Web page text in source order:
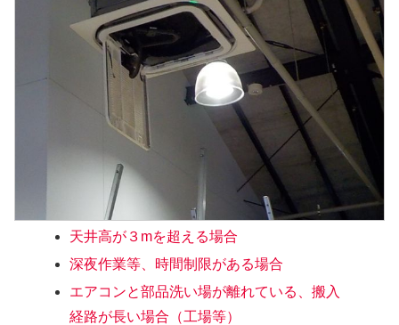
天井高が３mを超える場合
深夜作業等、時間制限がある場合
エアコンと部品洗い場が離れている、搬入
経路が長い場合（工場等）